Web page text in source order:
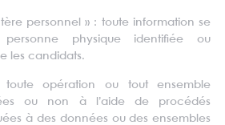
personnel » : toute information se
physique identifiée ou
les candidats.
opération ou tout ensemble
ou non à l’aide de procédés
à des données ou des ensembles